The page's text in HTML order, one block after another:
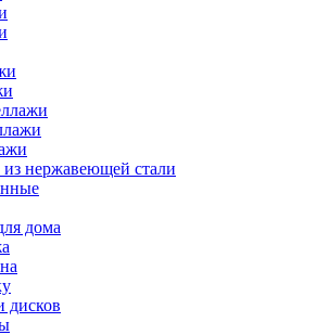
нержавеющей стали
дома
дисков